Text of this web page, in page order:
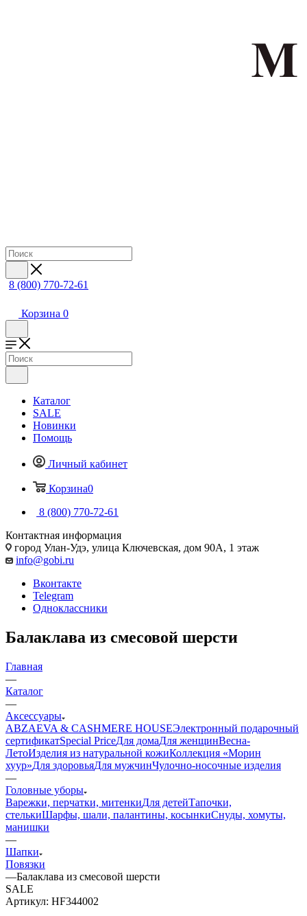
8 (800) 770-72-61
Корзина 0
Каталог
SALE
Новинки
Помощь
Личный кабинет
Корзина0
8 (800) 770-72-61
Контактная информация
город Улан-Удэ, улица Ключевская, дом 90А, 1 этаж
info@gobi.ru
Вконтакте
Telegram
Одноклассники
Балаклава из смесовой шерсти
Главная
—
Каталог
—
Аксессуары
ABZAEVA & CASHMERE HOUSEЭлектронный подарочный
сертификатSpecial PriceДля домаДля женщинВесна-
ЛетоИзделия из натуральной кожиКоллекция «Морин
хуур»Для здоровьяДля мужчинЧулочно-носочные изделия
—
Головные уборы
Варежки, перчатки, митенкиДля детейТапочки,
стелькиШарфы, шали, палантины, косынкиСнуды, хомуты,
манишки
—
Шапки
Повязки
—Балаклава из смесовой шерсти
SALE
Артикул: HF344002